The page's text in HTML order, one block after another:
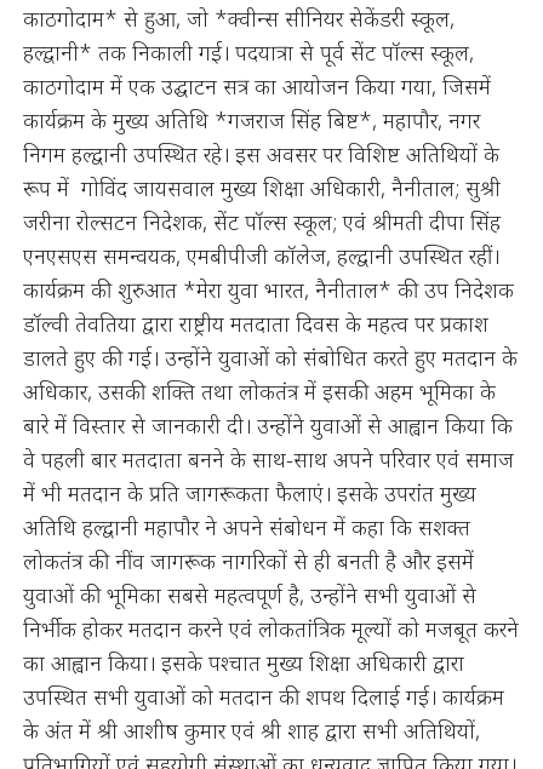
काठगोदाम* से हुआ, जो *क्वीन्स सीनियर सेकेंडरी स्कूल,
हल्द्वानी* तक निकाली गई। पदयात्रा से पूर्व सेंट पॉल्स स्कूल,
काठगोदाम में एक उद्घाटन सत्र का आयोजन किया गया, जिसमें
कार्यक्रम के मुख्य अतिथि *गजराज सिंह बिष्ट*, महापौर, नगर
निगम हल्द्वानी उपस्थित रहे। इस अवसर पर विशिष्ट अतिथियों के
रूप में गोविंद जायसवाल मुख्य शिक्षा अधिकारी, नैनीताल; सुश्री
जरीना रोल्सटन निदेशक, सेंट पॉल्स स्कूल; एवं श्रीमती दीपा सिंह
एनएसएस समन्वयक, एमबीपीजी कॉलेज, हल्द्वानी उपस्थित रहीं।
कार्यक्रम की शुरुआत *मेरा युवा भारत, नैनीताल* की उप निदेशक
डॉल्वी तेवतिया द्वारा राष्ट्रीय मतदाता दिवस के महत्व पर प्रकाश
डालते हुए की गई। उन्होंने युवाओं को संबोधित करते हुए मतदान के
अधिकार, उसकी शक्ति तथा लोकतंत्र में इसकी अहम भूमिका के
बारे में विस्तार से जानकारी दी। उन्होंने युवाओं से आह्वान किया कि
वे पहली बार मतदाता बनने के साथ-साथ अपने परिवार एवं समाज
में भी मतदान के प्रति जागरूकता फैलाएं। इसके उपरांत मुख्य
अतिथि हल्द्वानी महापौर ने अपने संबोधन में कहा कि सशक्त
लोकतंत्र की नींव जागरूक नागरिकों से ही बनती है और इसमें
युवाओं की भूमिका सबसे महत्वपूर्ण है, उन्होंने सभी युवाओं से
निर्भीक होकर मतदान करने एवं लोकतांत्रिक मूल्यों को मजबूत करने
का आह्वान किया। इसके पश्चात मुख्य शिक्षा अधिकारी द्वारा
उपस्थित सभी युवाओं को मतदान की शपथ दिलाई गई। कार्यक्रम
के अंत में श्री आशीष कुमार एवं श्री शाह द्वारा सभी अतिथियों,